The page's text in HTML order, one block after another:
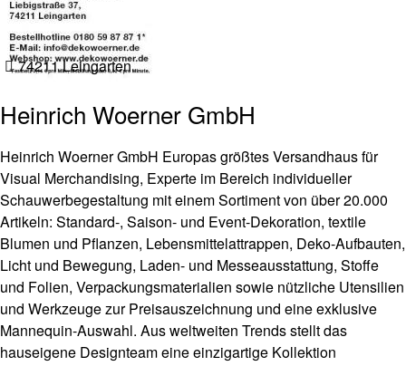
74211 Leingarten
Heinrich Woerner GmbH
Heinrich Woerner GmbH Europas größtes Versandhaus für
Visual Merchandising, Experte im Bereich individueller
Schauwerbegestaltung mit einem Sortiment von über 20.000
Artikeln: Standard-, Saison- und Event-Dekoration, textile
Blumen und Pflanzen, Lebensmittelattrappen, Deko-Aufbauten,
Licht und Bewegung, Laden- und Messeausstattung, Stoffe
und Folien, Verpackungsmaterialien sowie nützliche Utensilien
und Werkzeuge zur Preisauszeichnung und eine exklusive
Mannequin-Auswahl. Aus weltweiten Trends stellt das
hauseigene Designteam eine einzigartige Kollektion